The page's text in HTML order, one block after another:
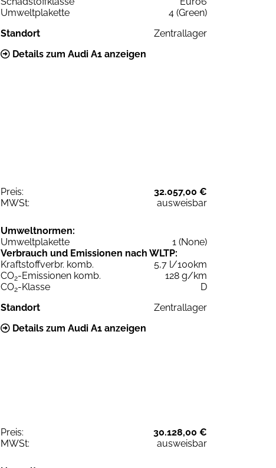
Umweltplakette
4 (Green)
Standort
Zentrallager
Details zum Audi A1 anzeigen
Preis:
32.057,00 €
MWSt:
ausweisbar
Umweltnormen:
Umweltplakette
1 (None)
Verbrauch und Emissionen nach WLTP:
Kraftstoffverbr. komb.
5,7 l/100km
CO2-Emissionen komb.
128 g/km
CO2-Klasse
D
Standort
Zentrallager
Details zum Audi A1 anzeigen
Preis:
30.128,00 €
MWSt:
ausweisbar